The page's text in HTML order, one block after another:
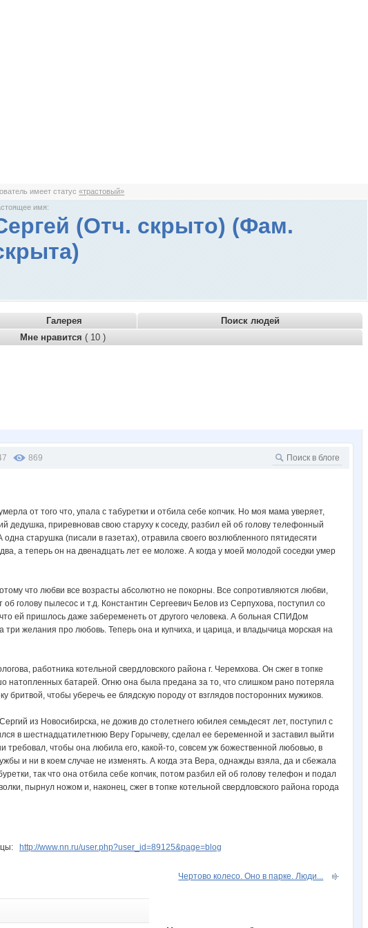
имеет статус«трастовый»
имя:
(Отч. скрыто) (Фам.
Галерея
Поиск людей
Мне нравится ( 10 )
869
от того что, упала с табуретки и отбила себе копчик. Но моя мама уверяет,
дедушка, приревновав свою старуху к соседу, разбил ей об голову телефонный
старушка (писали в газетах), отравила своего возлюбленного пятидесяти
а теперь он на двенадцать лет ее моложе. А когда у моей молодой соседки умер
что любви все возрасты абсолютно не покорны. Все сопротивляются любви,
голову пылесос и т.д. Константин Сергеевич Белов из Серпухова, поступил со
ей пришлось даже забеременеть от другого человека. А больная СПИДом
три желания про любовь. Теперь она и купчиха, и царица, и владычица морская на
работника котельной свердловского района г. Черемхова. Он сжег в топке
натопленных батарей. Огню она была предана за то, что слишком рано потеряла
бритвой, чтобы уберечь ее блядскую породу от взглядов посторонних мужиков.
из Новосибирска, не дожив до столетнего юбилея семьдесят лет, поступил с
в шестнадцатилетнюю Веру Горычеву, сделал ее беременной и заставил выйти
требовал, чтобы она любила его, какой-то, совсем уж божественной любовью, в
и ни в коем случае не изменять. А когда эта Вера, однажды взяла, да и сбежала
так что она отбила себе копчик, потом разбил ей об голову телефон и подал
пырнул ножом и, наконец, сжег в топке котельной свердловского района города
http://www.nn.ru/user.php?user_id=89125&page=blog
Чертово колесо. Оно в парке. Люди...